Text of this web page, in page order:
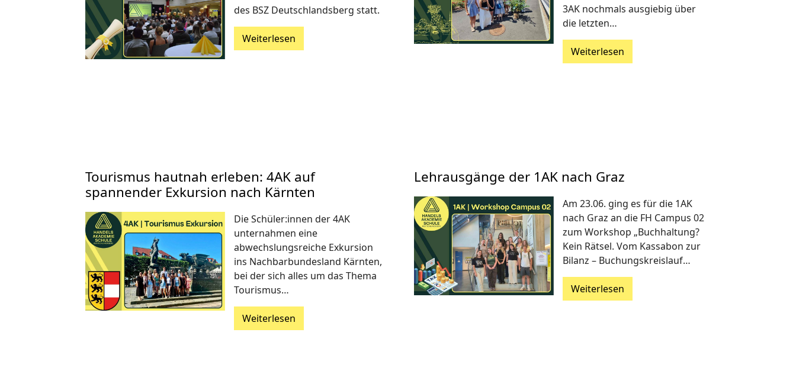
des BSZ Deutschlandsberg statt.
Weiterlesen
3AK nochmals ausgiebig über
die letzten…
Weiterlesen
Tourismus hautnah erleben: 4AK auf
spannender Exkursion nach Kärnten
Die Schüler:innen der 4AK
unternahmen eine
abwechslungsreiche Exkursion
ins Nachbarbundesland Kärnten,
bei der sich alles um das Thema
Tourismus…
Weiterlesen
Lehrausgänge der 1AK nach Graz
Am 23.06. ging es für die 1AK
nach Graz an die FH Campus 02
zum Workshop „Buchhaltung?
Kein Rätsel. Vom Kassabon zur
Bilanz – Buchungskreislauf…
Weiterlesen